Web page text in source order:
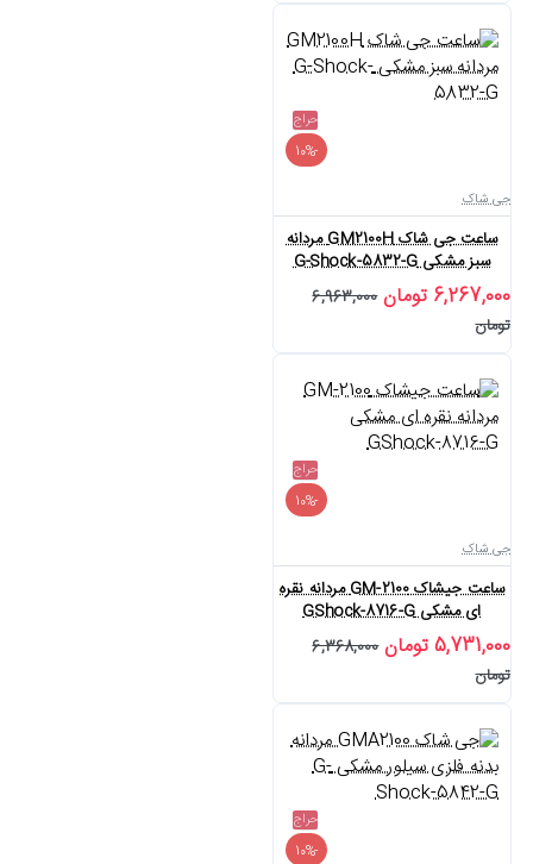
حراج
-10%
جی شاک
ساعت جی شاک GM2100H مردانه
سبز مشکی G-Shock-5832-G
6,267,000 تومان
6,963,000
تومان
حراج
-10%
جی شاک
ساعت جیشاک GM-2100 مردانه نقره
ای مشکی GShock-8716-G
5,731,000 تومان
6,368,000
تومان
حراج
-10%